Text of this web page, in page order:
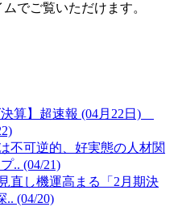
でご覧いただけます。
算】超速報 (04月22日)
不可逆的、好実態の人材関
.. (04/21)
直し機運高まる「2月期決
.. (04/20)